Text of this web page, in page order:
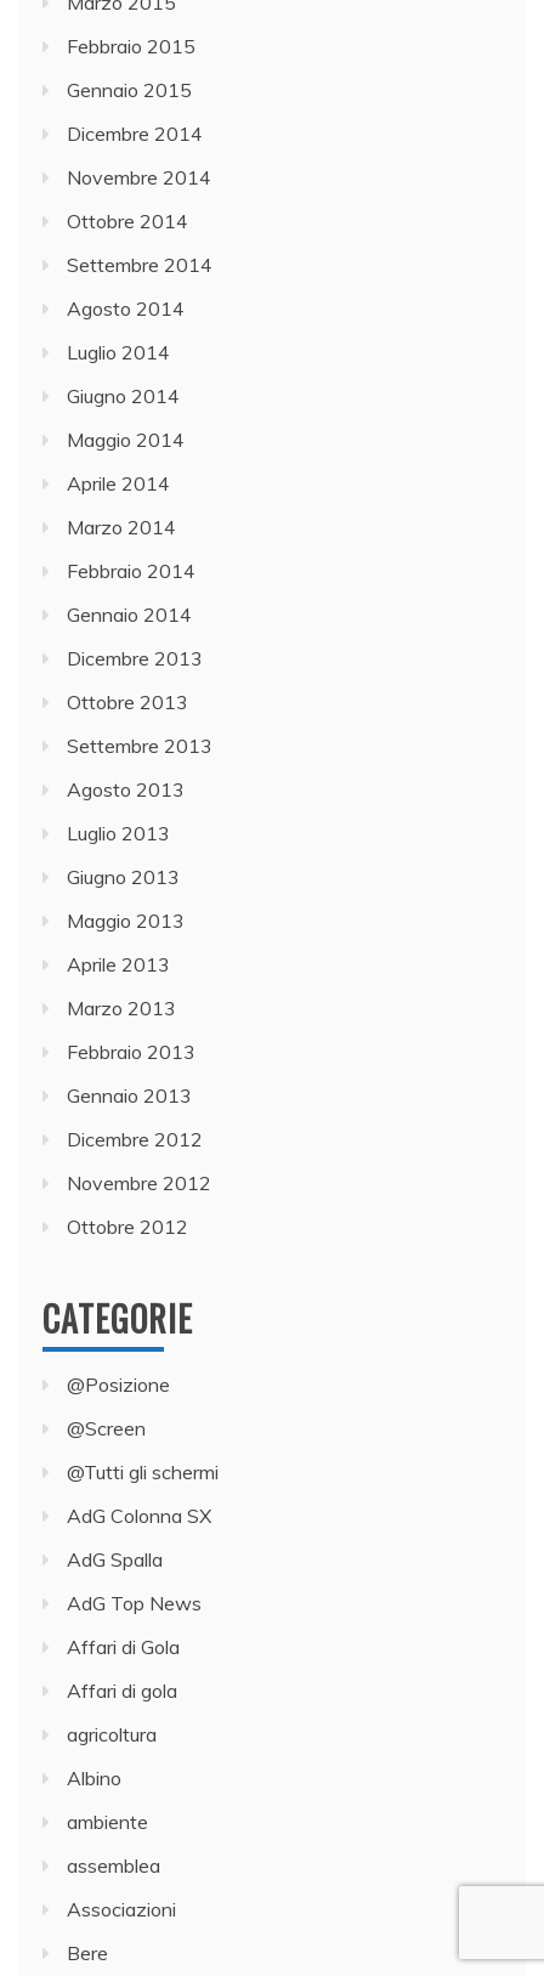
Febbraio 2015
Gennaio 2015
Dicembre 2014
Novembre 2014
Ottobre 2014
Settembre 2014
Agosto 2014
Luglio 2014
Giugno 2014
Maggio 2014
Aprile 2014
Marzo 2014
Febbraio 2014
Gennaio 2014
Dicembre 2013
Ottobre 2013
Settembre 2013
Agosto 2013
Luglio 2013
Giugno 2013
Maggio 2013
Aprile 2013
Marzo 2013
Febbraio 2013
Gennaio 2013
Dicembre 2012
Novembre 2012
Ottobre 2012
CATEGORIE
@Posizione
@Screen
@Tutti gli schermi
AdG Colonna SX
AdG Spalla
AdG Top News
Affari di Gola
Affari di gola
agricoltura
Albino
ambiente
assemblea
Associazioni
Bere